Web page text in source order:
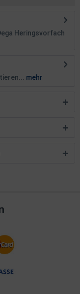
Heringsvorfach
mehr